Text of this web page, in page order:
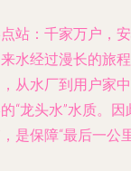
站：千家万户，
水经过漫长的旅
从水厂到用户家
“龙头水”水质。
是保障“最后一公